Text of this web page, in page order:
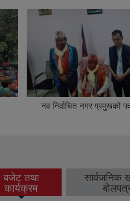
नव निर्वाचित नगर प्रमुखको
बजेट तथा
कार्यक्रम
(active tab)
सार्वजनिक